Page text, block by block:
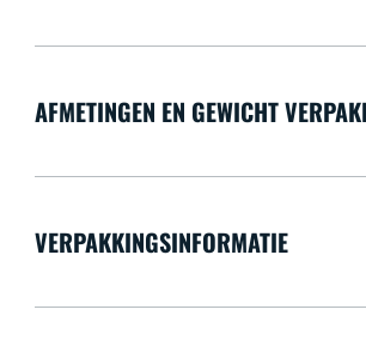
AFMETINGEN EN GEWICHT
VERPAKKINGSINFORMATIE